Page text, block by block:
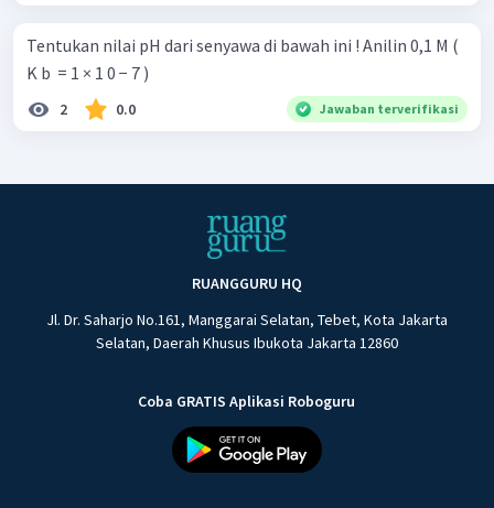
Tentukan nilai pH dari senyawa di bawah ini ! Anilin 0,1 M (
K b ​ = 1 × 1 0 − 7 )
2 0.0 Jawaban terverifikasi
RUANGGURU HQ
Jl. Dr. Saharjo No.161, Manggarai Selatan, Tebet, Kota Jakarta
Selatan, Daerah Khusus Ibukota Jakarta 12860
Coba GRATIS Aplikasi Roboguru